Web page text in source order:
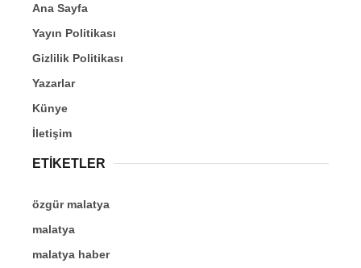
Ana Sayfa
Yayın Politikası
Gizlilik Politikası
Yazarlar
Künye
İletişim
ETİKETLER
özgür malatya
malatya
malatya haber